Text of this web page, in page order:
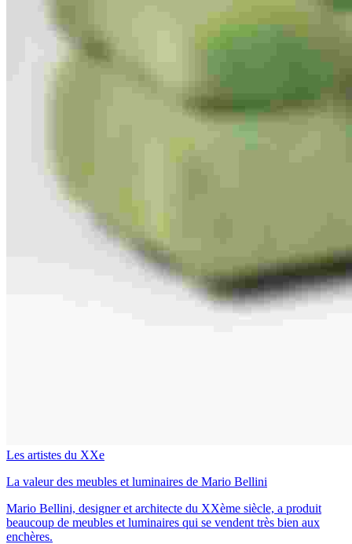
Les artistes du XXe
La valeur des meubles et luminaires de Mario Bellini
Mario Bellini, designer et architecte du XXème siècle, a produit
beaucoup de meubles et luminaires qui se vendent très bien aux
enchères.